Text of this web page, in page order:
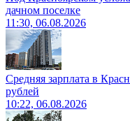
дачном поселке
11:30, 06.08.2026
Средняя зарплата в
рублей
10:22, 06.08.2026